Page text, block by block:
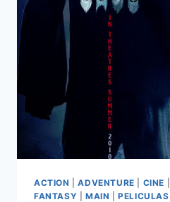
ACTION |ADVENTURE CINE
FANTASY
MAIN |PELICULAS